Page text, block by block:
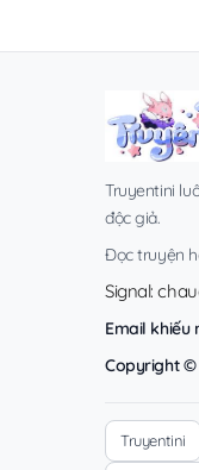
Truyentini
độc giả.
Đọc truyện
Signal:
Email khiếu
Copyright ©
Truyentini